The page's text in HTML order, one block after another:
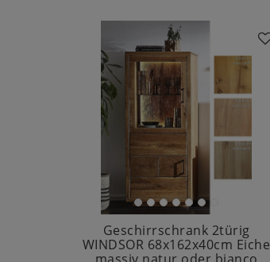
Geschirrschrank 2türig
WINDSOR 68x162x40cm Eiche